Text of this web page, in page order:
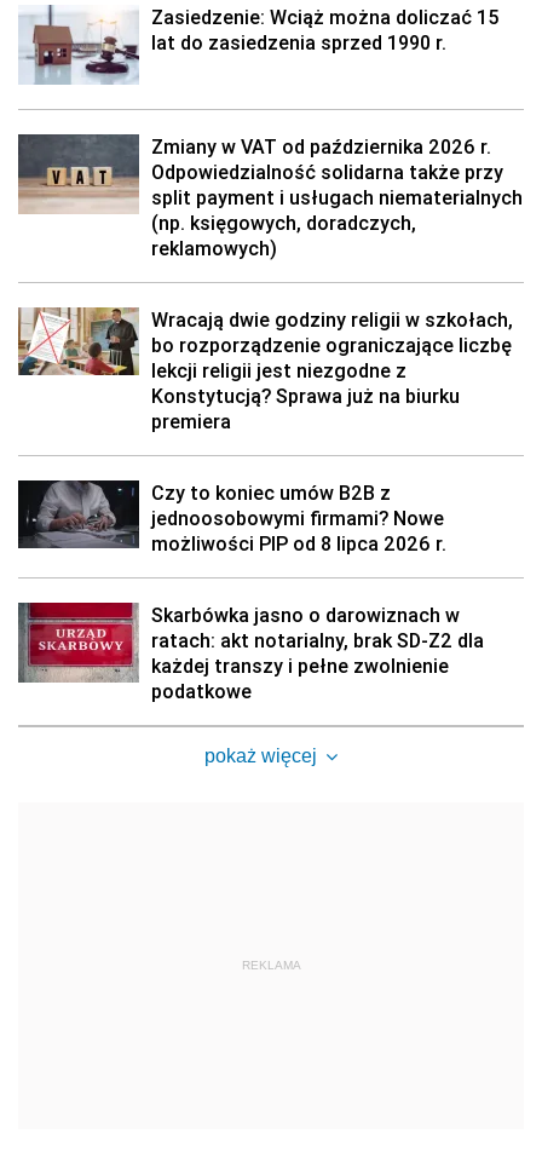
Zasiedzenie: Wciąż można doliczać 15
lat do zasiedzenia sprzed 1990 r.
Zmiany w VAT od października 2026 r.
Odpowiedzialność solidarna także przy
split payment i usługach niematerialnych
(np. księgowych, doradczych,
reklamowych)
Wracają dwie godziny religii w szkołach,
bo rozporządzenie ograniczające liczbę
lekcji religii jest niezgodne z
Konstytucją? Sprawa już na biurku
premiera
Czy to koniec umów B2B z
jednoosobowymi firmami? Nowe
możliwości PIP od 8 lipca 2026 r.
Skarbówka jasno o darowiznach w
ratach: akt notarialny, brak SD-Z2 dla
każdej transzy i pełne zwolnienie
podatkowe
pokaż więcej
REKLAMA